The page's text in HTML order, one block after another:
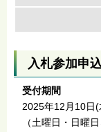
入札参加申
受付期間
2025年12月10日
（土曜日・日曜日